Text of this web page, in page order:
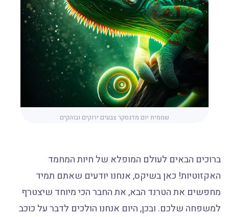
שממית יום מדגסקר צבעים ירוקים ובוהקים
ברוכים הבאים לעולם המופלא של חיות המחמד
האקזוטיות! כאן בשיקס, אנחנו יודעים שאתם תמיד
מחפשים את הטרנד הבא, את החבר הכי מיוחד שיצטרף
למשפחה שלכם. ובכן, היום אנחנו הולכים לדבר על כוכב